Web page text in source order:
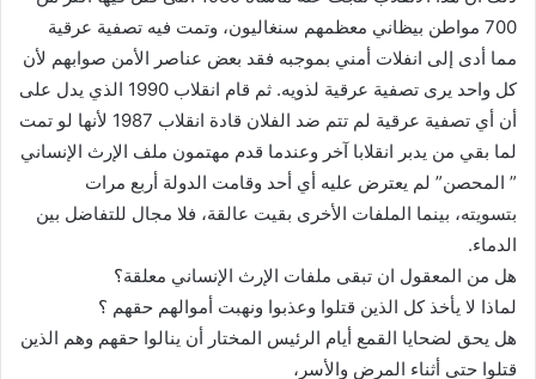
700 مواطن بيظاني معظمهم سنغاليون، وتمت فيه تصفية عرقية
مما أدى إلى انفلات أمني بموجبه فقد بعض عناصر الأمن صوابهم لأن
كل واحد يرى تصفية عرقية لذويه. ثم قام انقلاب 1990 الذي يدل على
أن أي تصفية عرقية لم تتم ضد الفلان قادة انقلاب 1987 لأنها لو تمت
لما بقي من يدبر انقلابا آخر وعندما قدم مهتمون ملف الإرث الإنساني
” المحصن” لم يعترض عليه أي أحد وقامت الدولة أربع مرات
بتسويته، بينما الملفات الأخرى بقيت عالقة، فلا مجال للتفاضل بين
الدماء.
هل من المعقول ان تبقى ملفات الإرث الإنساني معلقة؟
لماذا لا يأخذ كل الذين قتلوا وعذبوا ونهبت أموالهم حقهم ؟
هل يحق لضحايا القمع أيام الرئيس المختار أن ينالوا حقهم وهم الذين
قتلوا حتى أثناء المرض والأسر،